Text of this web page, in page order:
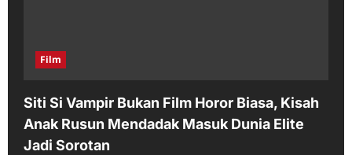
Film
Siti Si Vampir Bukan Film Horor Biasa, Kisah
Anak Rusun Mendadak Masuk Dunia Elite
Jadi Sorotan